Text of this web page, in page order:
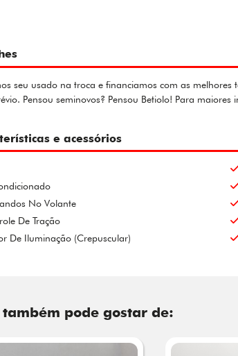
seu usado na troca e financiamos com as
Pensou seminovos? Pensou Betiolo! Para
e acessórios
No Volante
De Tração
De Iluminação (Crepuscular)
também pode gostar de: